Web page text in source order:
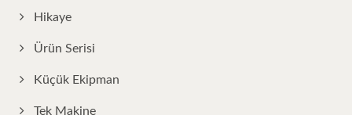
Hikaye
Ürün Serisi
Küçük Ekipman
Tek Makine